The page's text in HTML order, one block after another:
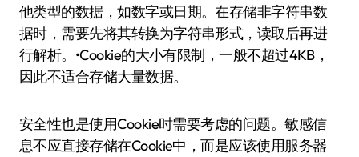
他类型的数据，如数字或日期。在存储非字符串数
据时，需要先将其转换为字符串形式，读取后再进
行解析。•Cookie的大小有限制，一般不超过4KB，
因此不适合存储大量数据。
安全性也是使用Cookie时需要考虑的问题。敏感信
息不应直接存储在Cookie中，而是应该使用服务器